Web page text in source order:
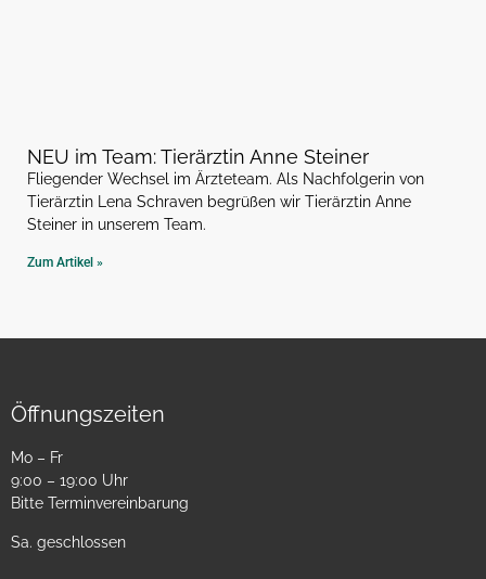
NEU im Team: Tierärztin Anne Steiner
Fliegender Wechsel im Ärzteteam. Als Nachfolgerin von
Tierärztin Lena Schraven begrüßen wir Tierärztin Anne
Steiner in unserem Team.
Zum Artikel »
Öffnungszeiten
Mo – Fr
9:00 – 19:00 Uhr
Bitte Terminvereinbarung
Sa. geschlossen